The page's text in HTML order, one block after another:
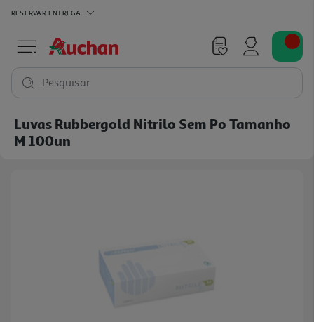
RESERVAR ENTREGA
Pesquisar
Luvas Rubbergold Nitrilo Sem Po Tamanho
M 100un